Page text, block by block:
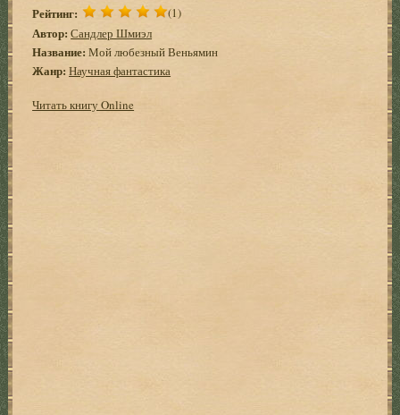
Рейтинг: (1)
Автор: Сандлер Шмиэл
Название: Мой любезный Веньямин
Жанр: Научная фантастика
Читать книгу Online